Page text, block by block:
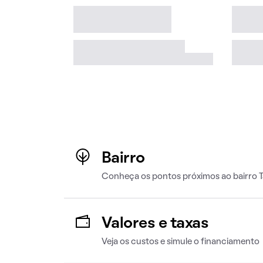
Bairro
Conheça os pontos próximos ao bairro
Valores e taxas
Veja os custos e simule o financiamento